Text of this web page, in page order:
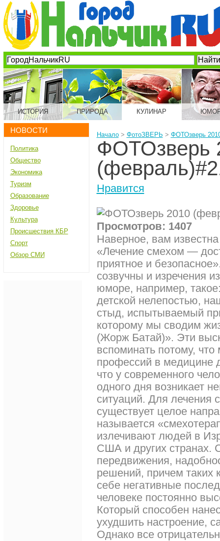
ИСТОРИЯ ПРИРОДА КУЛИНАР
НОВОСТИ
Политика
Общество
Экономика
Туризм
Образование
Здоровье
Культура
Происшествия КБР
Спорт
Обзор СМИ
Начало> ФотоЗВЕРЬ > ФОТОзверь
ФОТОзверь
Нравится
Просмотров: 1407
Наверное, вам
«Лечение смехом —
приятное и
созвучны и изречения
юморе, например,
детской нелепостью,
стыд, испытываемый
которому мы сводим
(Жорж Батай)». Эти
вспоминать потому,
профессий в медицине
что у современного
одного дня возникает
ситуаций. Для лечения
существует целое
называется
излечивают людей в
США и других странах.
передвижения,
решений, причем таких
себе негативные
человеке постоянно
Который способен
ухудшить настроение,
Однако все